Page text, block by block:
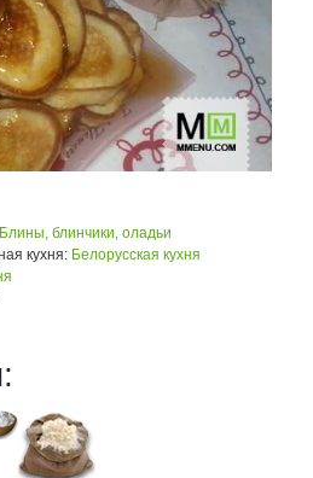
Блины, блинчики, оладьи
кухня: Белорусская кухня